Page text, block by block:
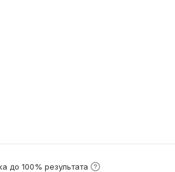
до 100% результата